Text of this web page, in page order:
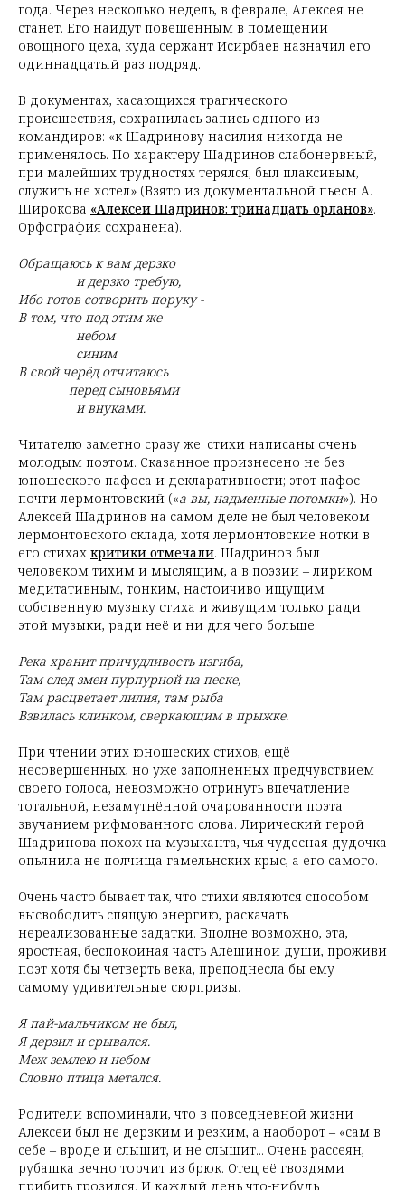
года. Через несколько недель, в феврале, Алексея не
станет. Его найдут повешенным в помещении
овощного цеха, куда сержант Исирбаев назначил его
одиннадцатый раз подряд.
В документах, касающихся трагического
происшествия, сохранилась запись одного из
командиров: «к Шадринову насилия никогда не
применялось. По характеру Шадринов слабонервный,
при малейших трудностях терялся, был плаксивым,
служить не xотел» (Взято из документальной пьесы А.
Широкова «Алексей Шадринов: тринадцать орланов».
Орфография сохранена).
Обращаюсь к вам дерзко
и дерзко требую,
Ибо готов сотворить поруку -
В том, что под этим же
небом
синим
В свой черёд отчитаюсь
перед сыновьями
и внуками.
Читателю заметно сразу же: стихи написаны очень
молодым поэтом. Сказанное произнесено не без
юношеского пафоса и декларативности; этот пафос
почти лермонтовский («а вы, надменные потомки»). Но
Алексей Шадринов на самом деле не был человеком
лермонтовского склада, хотя лермонтовские нотки в
его стихах критики отмечали. Шадринов был
человеком тихим и мыслящим, а в поэзии – лириком
медитативным, тонким, настойчиво ищущим
собственную музыку стиха и живущим только ради
этой музыки, ради неё и ни для чего больше.
Река хранит причудливость изгиба,
Там след змеи пурпурной на песке,
Там расцветает лилия, там рыба
Взвилась клинком, сверкающим в прыжке.
При чтении этих юношеских стихов, ещё
несовершенных, но уже заполненных предчувствием
своего голоса, невозможно отринуть впечатление
тотальной, незамутнённой очарованности поэта
звучанием рифмованного слова. Лирический герой
Шадринова похож на музыканта, чья чудесная дудочка
опьянила не полчища гамельнских крыс, а его самого.
Очень часто бывает так, что стихи являются способом
высвободить спящую энергию, раскачать
нереализованные задатки. Вполне возможно, эта,
яростная, беспокойная часть Алёшиной души, проживи
поэт хотя бы четверть века, преподнесла бы ему
самому удивительные сюрпризы.
Я пай-мальчиком не был,
Я дерзил и срывался.
Меж землею и небом
Словно птица метался.
Родители вспоминали, что в повседневной жизни
Алексей был не дерзким и резким, а наоборот – «сам в
себе – вроде и слышит, и не слышит... Очень рассеян,
рубашка вечно торчит из брюк. Отец её гвоздями
прибить грозился. И каждый день что-нибудь